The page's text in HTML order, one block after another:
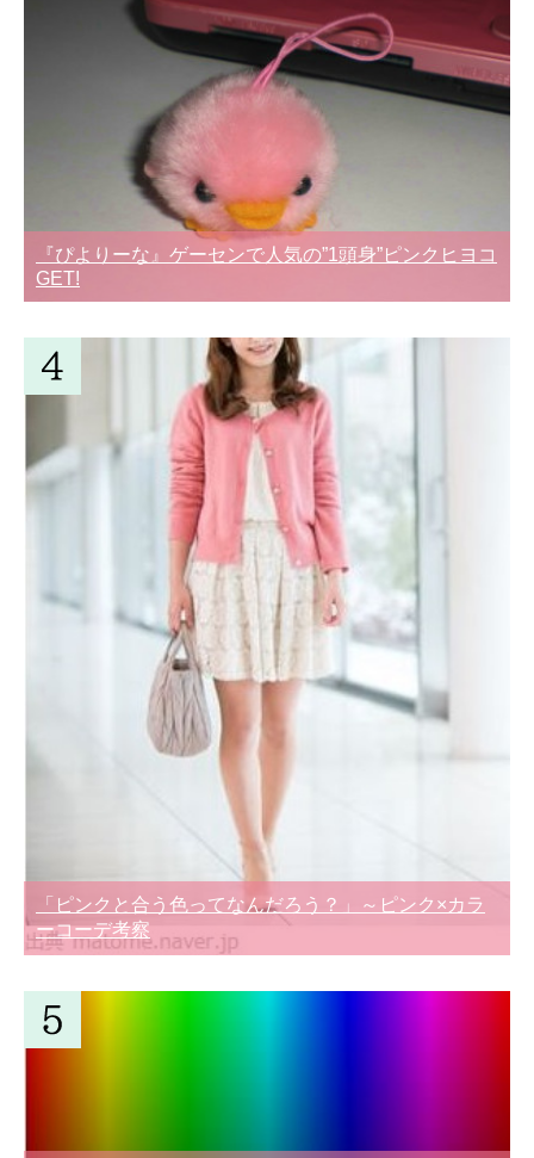
『ぴよりーな』ゲーセンで人気の”1頭身”ピンクヒヨコ
GET!
「ピンクと合う色ってなんだろう？」～ピンク×カラ
ーコーデ考察